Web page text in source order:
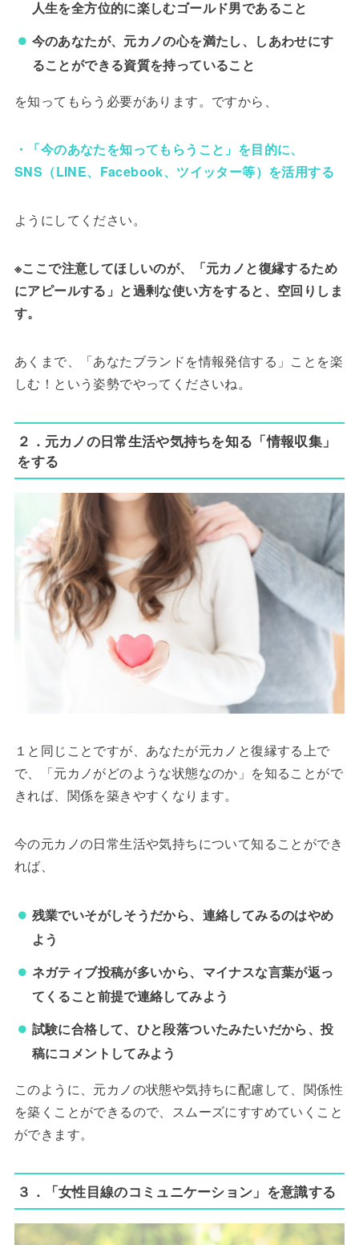
人生を全方位的に楽しむゴールド男であること
今のあなたが、元カノの心を満たし、しあわせにす
ることができる資質を持っていること
を知ってもらう必要があります。ですから、
・「今のあなたを知ってもらうこと」を目的に、
SNS（LINE、Facebook、ツイッター等）を活用する
ようにしてください。
※ここで注意してほしいのが、「元カノと復縁するため
にアピールする」と過剰な使い方をすると、空回りしま
す。
あくまで、「あなたブランドを情報発信する」ことを楽
しむ！という姿勢でやってくださいね。
２．元カノの日常生活や気持ちを知る「情報収集」
をする
１と同じことですが、あなたが元カノと復縁する上で
で、「元カノがどのような状態なのか」を知ることがで
きれば、関係を築きやすくなります。
今の元カノの日常生活や気持ちについて知ることができ
れば、
残業でいそがしそうだから、連絡してみるのはやめ
よう
ネガティブ投稿が多いから、マイナスな言葉が返っ
てくること前提で連絡してみよう
試験に合格して、ひと段落ついたみたいだから、投
稿にコメントしてみよう
このように、元カノの状態や気持ちに配慮して、関係性
を築くことができるので、スムーズにすすめていくこと
ができます。
３．「女性目線のコミュニケーション」を意識する